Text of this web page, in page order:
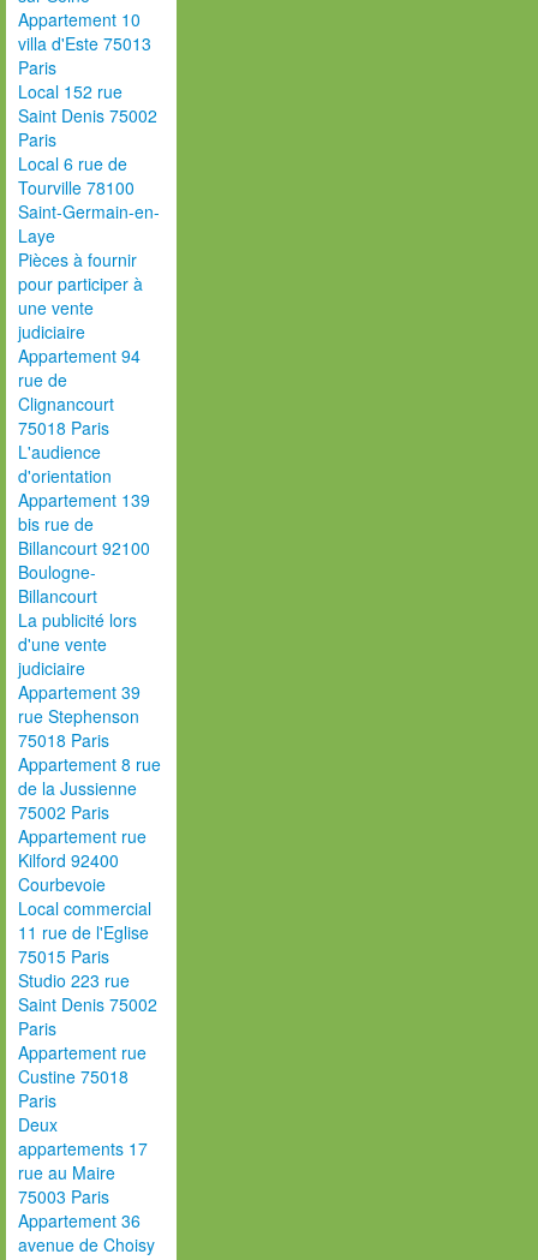
Appartement 10
villa d'Este 75013
Paris
Local 152 rue
Saint Denis 75002
Paris
Local 6 rue de
Tourville 78100
Saint-Germain-en-
Laye
Pièces à fournir
pour participer à
une vente
judiciaire
Appartement 94
rue de
Clignancourt
75018 Paris
L'audience
d'orientation
Appartement 139
bis rue de
Billancourt 92100
Boulogne-
Billancourt
La publicité lors
d'une vente
judiciaire
Appartement 39
rue Stephenson
75018 Paris
Appartement 8 rue
de la Jussienne
75002 Paris
Appartement rue
Kilford 92400
Courbevoie
Local commercial
11 rue de l'Eglise
75015 Paris
Studio 223 rue
Saint Denis 75002
Paris
Appartement rue
Custine 75018
Paris
Deux
appartements 17
rue au Maire
75003 Paris
Appartement 36
avenue de Choisy